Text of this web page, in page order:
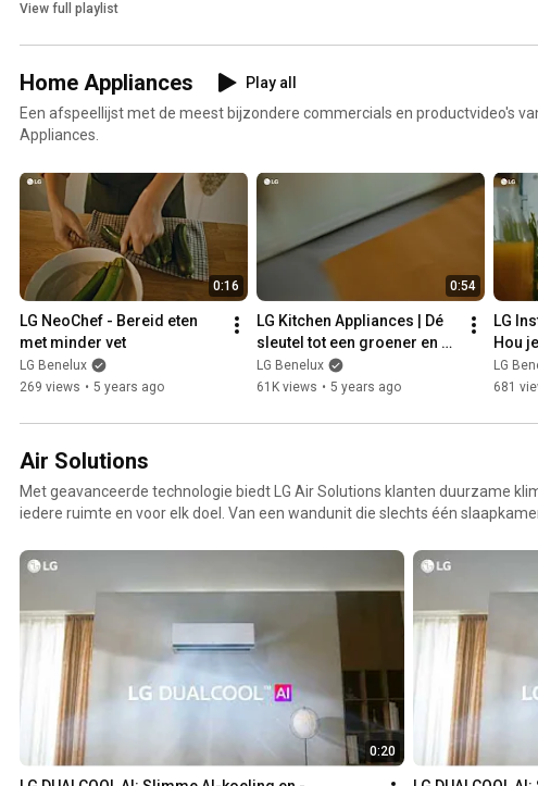
View full playlist
Home Appliances
Play all
Een afspeellijst met de meest bijzondere commercials en productvideo's
Appliances.
0:16
LG NeoChef - Bereid eten
met minder vet
LG Benelux
269 views • 5 years ago
0:54
LG Kitchen Appliances | Dé
sleutel tot een groener en
gezonder leven
LG Benelux
61K views • 5 years ago
LG
Hou
LG
681
Air Solutions
Met geavanceerde technologie biedt LG Air Solutions klanten duurzame
iedere ruimte en voor elk doel. Van een wandunit die slechts één
onderscheiden zich zowel op het vlak van energie-efficiëntie van de
milieuvriendelijke en recyclebare materialen gedurende het
bedrijf veel in kwaliteitskeuringen om er zeker van te zijn dat de producten
kwaliteit zijn. Meer informatie over LG Air Solutions is hier te vinden: https://
0:20